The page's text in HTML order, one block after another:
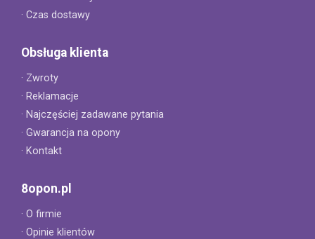
· Czas dostawy
Obsługa klienta
· Zwroty
· Reklamacje
· Najczęściej zadawane pytania
· Gwarancja na opony
· Kontakt
8opon.pl
· O firmie
· Opinie klientów